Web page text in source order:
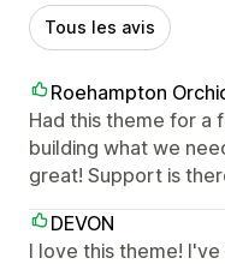
Tous les avis
Roehampton
Had this theme for a
building what we
great! Support is
DEVON
I love this theme!